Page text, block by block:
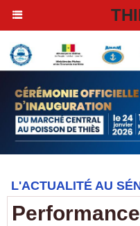
L'ACTUALITÉ AU